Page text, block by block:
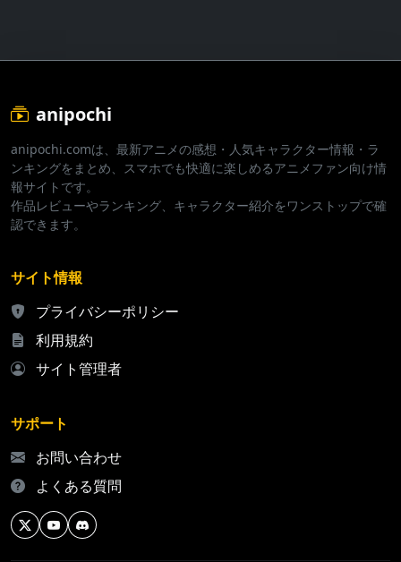
anipochi
anipochi.comは、最新アニメの感想・人気キャラクター情報・ラ
ンキングをまとめ、スマホでも快適に楽しめるアニメファン向け情
報サイトです。
作品レビューやランキング、キャラクター紹介をワンストップで確
認できます。
サイト情報
プライバシーポリシー
利用規約
サイト管理者
サポート
お問い合わせ
よくある質問